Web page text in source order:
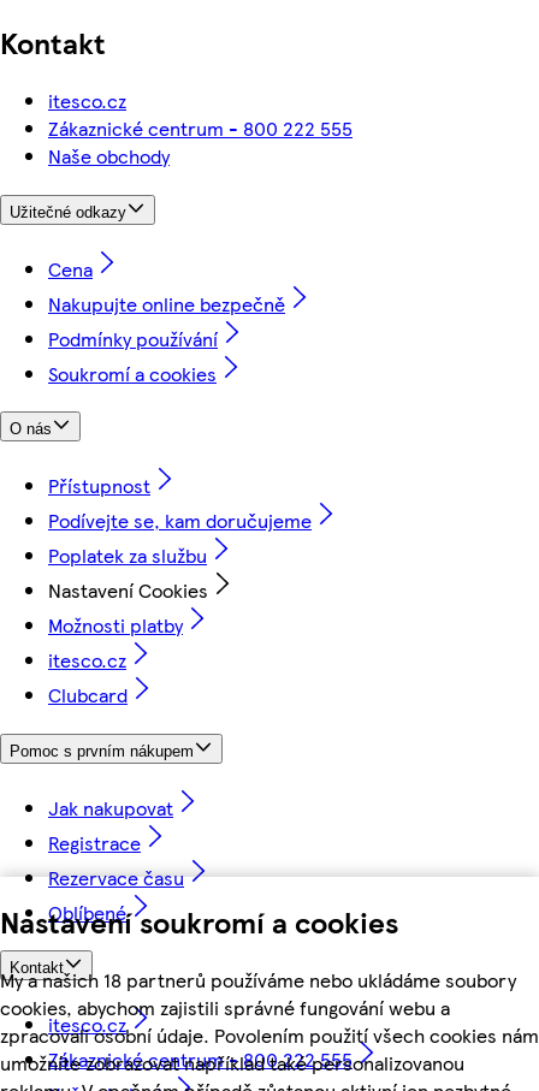
Nastavení soukromí a cookies
My a našich 18 partnerů používáme nebo ukládáme soubory
cookies, abychom zajistili správné fungování webu a
zpracovali osobní údaje. Povolením použití všech cookies nám
umožníte zobrazovat například také personalizovanou
Kontakt
itesco.cz
Zákaznické centrum - 800 222 555
Naše obchody
Užitečné odkazy
Cena
Nakupujte online bezpečně
Podmínky používání
Soukromí a cookies
O nás
Přístupnost
Podívejte se, kam doručujeme
Poplatek za službu
Nastavení Cookies
Možnosti platby
itesco.cz
Clubcard
Pomoc s prvním nákupem
Jak nakupovat
Registrace
Rezervace času
Oblíbené
Kontakt
itesco.cz
Zákaznické centrum - 800 222 555